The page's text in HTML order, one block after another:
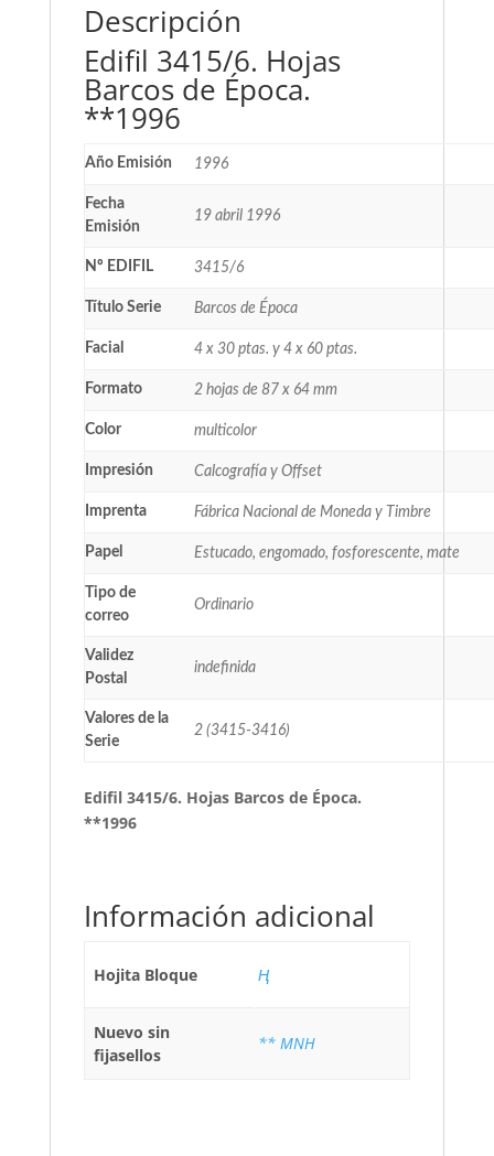
Descripción
Edifil 3415/6. Hojas
Barcos de Época.
**1996
Año Emisión 1996
Fecha
Emisión
19 abril 1996
Nº EDIFIL 3415/6
Título Serie Barcos de Época
Facial 4 x 30 ptas. y 4 x 60 ptas.
Formato 2 hojas de 87 x 64 mm
Color multicolor
Impresión Calcografía y Offset
Imprenta Fábrica Nacional de Moneda y Timbre
Papel Estucado, engomado, fosforescente, mate
Tipo de
correo
Ordinario
Validez
Postal
indefinida
Valores de la
Serie
2 (3415-3416)
Edifil 3415/6. Hojas Barcos de Época.
**1996
Información adicional
Hojita Bloque Ң
Nuevo sin
fijasellos
** MNH